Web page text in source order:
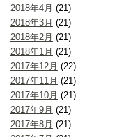
2018年4月 (21)
2018年3月 (21)
2018年2月 (21)
2018年1月 (21)
2017年12月 (22)
2017年11月 (21)
2017年10月 (21)
2017年9月 (21)
2017年8月 (21)